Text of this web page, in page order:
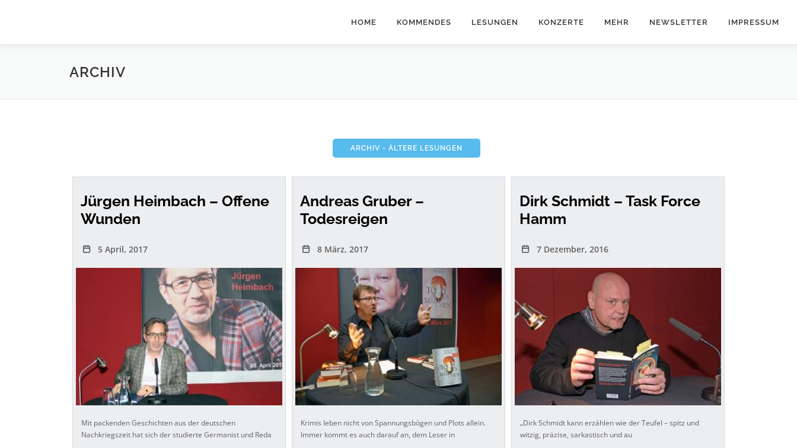
HOME KOMMENDES LESUNGEN KONZERTE MEHR NEWSLETTER IMPRESSUM
ARCHIV
ARCHIV - ÄLTERE LESUNGEN
Jürgen Heimbach – Offene
Wunden
5 April, 2017
Mit packenden Geschichten aus der deutschen
Nachkriegszeit hat sich der studierte Germanist und Reda
Andreas Gruber –
Todesreigen
8 März, 2017
Krimis leben nicht von Spannungsbögen und Plots allein.
Immer kommt es auch darauf an, dem Leser in
Dirk Schmidt – Task Force
Hamm
7 Dezember, 2016
„Dirk Schmidt kann erzählen wie der Teufel – spitz und
witzig, präzise, sarkastisch und au